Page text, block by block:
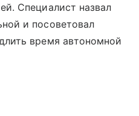
Специалист назвал
и посоветовал
время автономной